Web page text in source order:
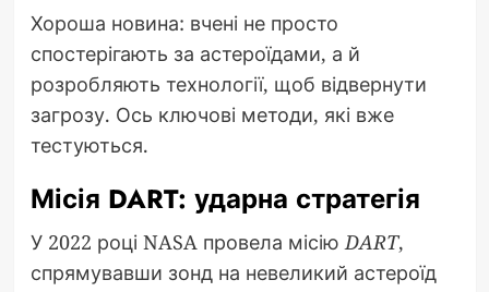
Хороша новина: вчені не просто
спостерігають за астероїдами, а й
розробляють технології, щоб відвернути
загрозу. Ось ключові методи, які вже
тестуються.
Місія DART: ударна стратегія
У 2022 році NASA провела місіюDART,
спрямувавши зонд на невеликий астероїд